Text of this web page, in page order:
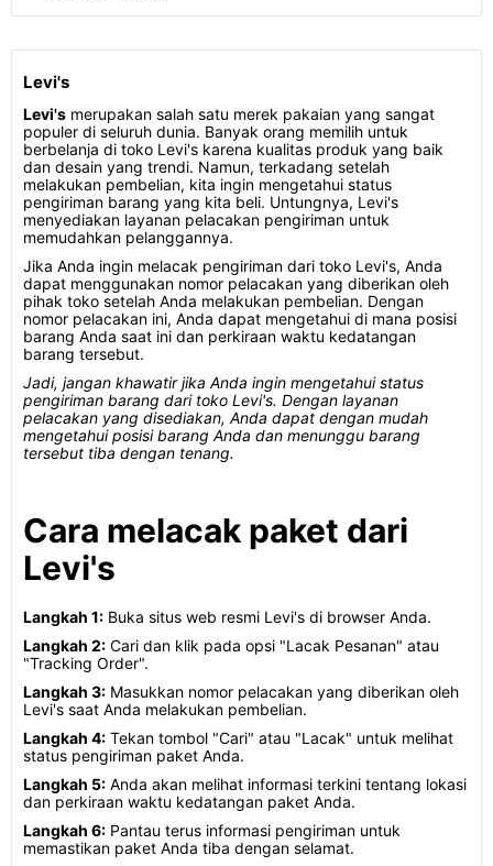
Levi's
Levi's merupakan salah satu merek pakaian yang sangat
populer di seluruh dunia. Banyak orang memilih untuk
berbelanja di toko Levi's karena kualitas produk yang baik
dan desain yang trendi. Namun, terkadang setelah
melakukan pembelian, kita ingin mengetahui status
pengiriman barang yang kita beli. Untungnya, Levi's
menyediakan layanan pelacakan pengiriman untuk
memudahkan pelanggannya.
Jika Anda ingin melacak pengiriman dari toko Levi's, Anda
dapat menggunakan nomor pelacakan yang diberikan oleh
pihak toko setelah Anda melakukan pembelian. Dengan
nomor pelacakan ini, Anda dapat mengetahui di mana posisi
barang Anda saat ini dan perkiraan waktu kedatangan
barang tersebut.
Jadi, jangan khawatir jika Anda ingin mengetahui status
pengiriman barang dari toko Levi's. Dengan layanan
pelacakan yang disediakan, Anda dapat dengan mudah
mengetahui posisi barang Anda dan menunggu barang
tersebut tiba dengan tenang.
Cara melacak paket dari
Levi's
Langkah 1: Buka situs web resmi Levi's di browser Anda.
Langkah 2: Cari dan klik pada opsi "Lacak Pesanan" atau
"Tracking Order".
Langkah 3: Masukkan nomor pelacakan yang diberikan oleh
Levi's saat Anda melakukan pembelian.
Langkah 4: Tekan tombol "Cari" atau "Lacak" untuk melihat
status pengiriman paket Anda.
Langkah 5: Anda akan melihat informasi terkini tentang lokasi
dan perkiraan waktu kedatangan paket Anda.
Langkah 6: Pantau terus informasi pengiriman untuk
memastikan paket Anda tiba dengan selamat.